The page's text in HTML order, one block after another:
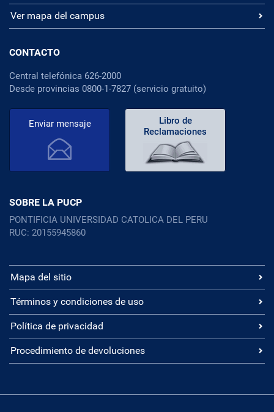
Ver mapa del campus
CONTACTO
Central telefónica 626-2000
Desde provincias 0800-1-7827 (servicio gratuito)
Enviar mensaje
Libro de
Reclamaciones
SOBRE LA PUCP
PONTIFICIA UNIVERSIDAD CATOLICA DEL PERU
RUC: 20155945860
Mapa del sitio
Términos y condiciones de uso
Política de privacidad
Procedimiento de devoluciones